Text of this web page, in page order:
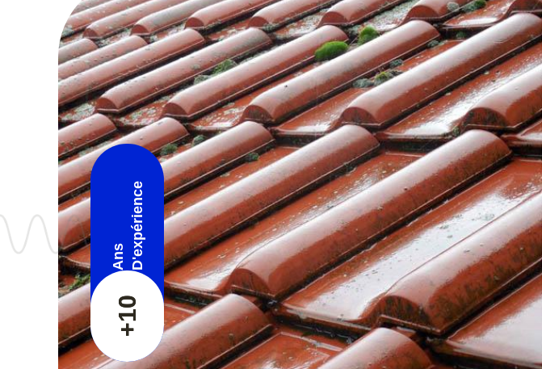
+10
Ans D'expérience